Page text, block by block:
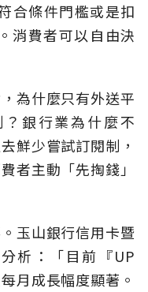
合條件門檻或是扣
消費者可以自由決
為什麼只有外送平
銀行業為什麼不
鮮少嘗試訂閱制，
者主動「先掏錢」
玉山銀行信用卡暨
析：「目前『UP
月成長幅度顯著。